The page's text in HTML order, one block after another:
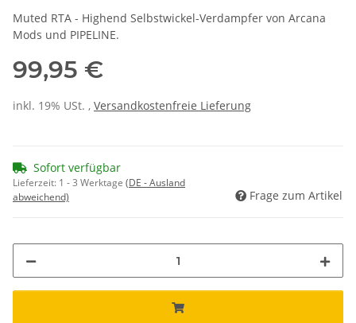
Muted RTA - Highend Selbstwickel-Verdampfer von Arcana
Mods und PIPELINE.
99,95 €
inkl. 19% USt. , Versandkostenfreie Lieferung
Sofort verfügbar
Lieferzeit: 1 - 3 Werktage (DE - Ausland
abweichend)
Frage zum Artikel